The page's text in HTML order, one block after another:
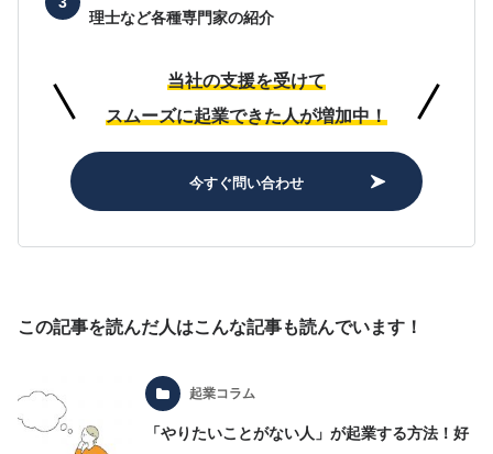
理士など各種専門家の紹介
当社の支援を受けて
スムーズに起業できた人が増加中！
今すぐ問い合わせ
この記事を読んだ人はこんな記事も読んでいます！
起業コラム
「やりたいことがない人」が起業する方法！好